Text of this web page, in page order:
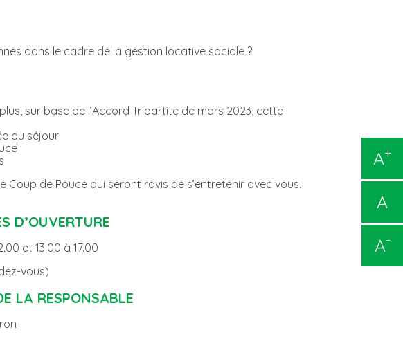
A+
A
A-
dans le cadre de la gestion locative sociale ?
sur base de l’Accord Tripartite de mars 2023, cette
du séjour
de Pouce qui seront ravis de s’entretenir avec vous.
D’OUVERTURE
et 13.00 à 17.00
vous)
LA RESPONSABLE